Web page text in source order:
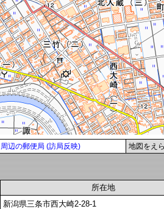
周辺の郵便局 (訪局反映) 地図をえ
所在地
新潟県三条市西大崎2-28-1